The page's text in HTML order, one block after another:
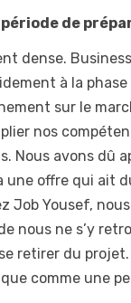
de
dense.
à la
sur le
nos
Nous avons
offre qui ait
Job Yousef,
nous ne s’y
retirer du
comme une